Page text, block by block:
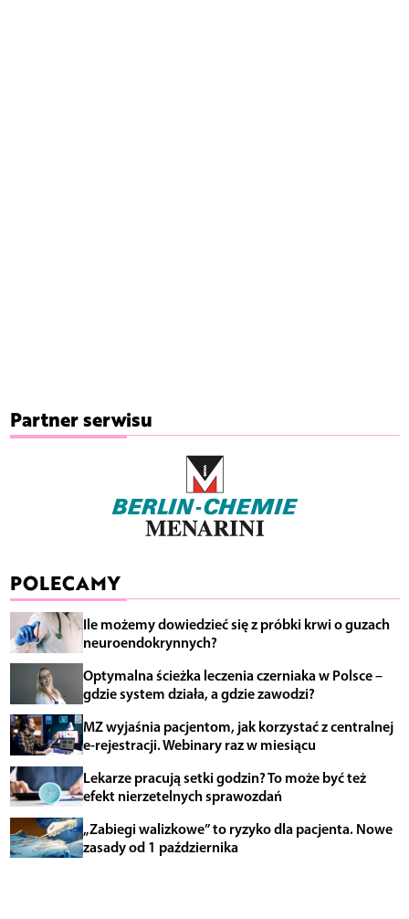
Partner serwisu
POLECAMY
Ile możemy dowiedzieć się z próbki krwi o guzach
neuroendokrynnych?
Optymalna ścieżka leczenia czerniaka w Polsce –
gdzie system działa, a gdzie zawodzi?
MZ wyjaśnia pacjentom, jak korzystać z centralnej
e-rejestracji. Webinary raz w miesiącu
Lekarze pracują setki godzin? To może być też
efekt nierzetelnych sprawozdań
„Zabiegi walizkowe” to ryzyko dla pacjenta. Nowe
zasady od 1 października